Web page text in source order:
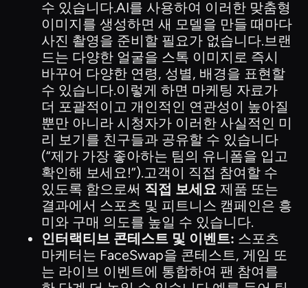
수 있습니다.AI를 사용하여 이러한 맞춤형
이미지를 생성하면 새 모델을 만들 때마다
사진 촬영을 준비할 필요가 없습니다.브랜
드는 다양한 얼굴을 스톡 이미지로 즉시
바꾸어 다양한 연령, 성별, 배경을 표현할
수 있습니다.이렇게 하면 마케팅 자료가
더 포괄적이고 개인적인 연관성이 높아질
뿐만 아니라 시청자가 이러한 사실적인 미
리 보기를 친구들과 공유할 수 있습니다
(“제가 가장 좋아하는 팀의 유니폼을 입고
확인해 보세요!”).고객이 직접 참여할 수
있도록 함으로써 직접 보세요 제품 또는
결과에서 스포츠 및 피트니스 캠페인은 흥
미와 구매 의도를 높일 수 있습니다.
인터랙티브 콘테스트 및 이벤트: 스포츠
마케터는 FaceSwap을 콘테스트, 게임 또
는 라이브 이벤트에 통합하여 팬 참여를